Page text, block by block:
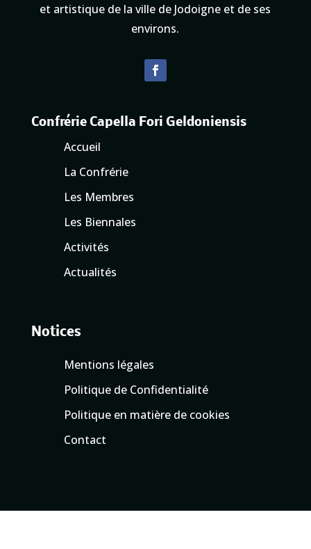
et artistique de la ville de Jodoigne et de ses
environs.
Confrérie Capella Fori Geldoniensis
Accueil
La Confrérie
Les Membres
Les Biennales
Activités
Actualités
Notices
Mentions légales
Politique de Confidentialité
Politique en matière de cookies
Contact